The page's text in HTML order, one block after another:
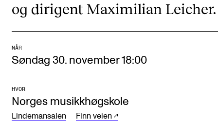
Samarbeidsprosjekter
IN.TUNE
Arrangementer og konserter
Nyheter og historier
og dirigent Maximilian Leicher.
NÅR
Søndag 30. november 18:00
HVOR
Norges musikkhøgskole
Lindemansalen Finn veien